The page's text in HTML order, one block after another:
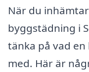
När du
byggstädning i
tänka på vad
med. Här är